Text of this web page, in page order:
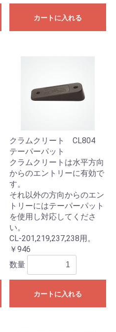
カートに入れる
クラムクリート CL804
テーパーパット
クラムクリートは水平方向
からのエントリーに有効で
す。
それ以外の方向からのエン
トリーにはテーパーパット
を使用し対応してくださ
い。
CL-201,219,237,238用。
￥946
数量
カートに入れる